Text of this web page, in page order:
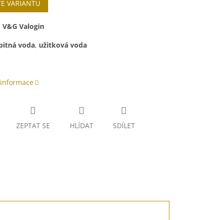
VARIANTU
V&G Valogin
voda, užitková voda
ZEPTAT SE HLÍDAT SDÍLET